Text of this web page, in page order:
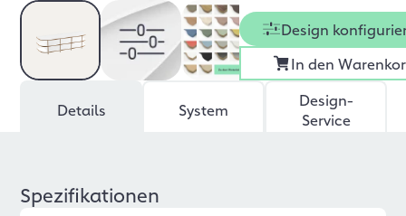
Design
In den
Details System
Design-
Service
Spezifikationen